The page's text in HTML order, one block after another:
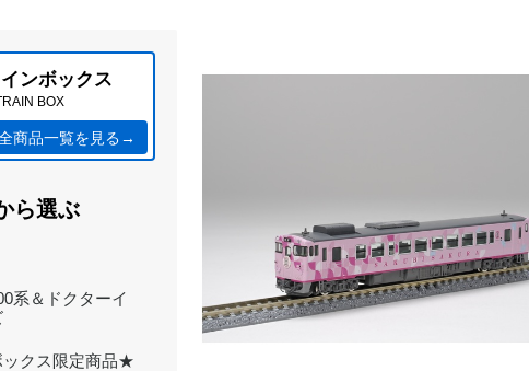
インボックス
BOX
商品一覧を見る→
ら選ぶ
系＆ドクターイ
クス限定商品★